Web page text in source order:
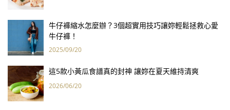
牛仔褲縮水怎麼辦？3個超實用技巧讓妳輕鬆拯救心愛
牛仔褲！
2025/09/20
這5款小黃瓜食譜真的封神 讓妳在夏天維持清爽
2026/06/20